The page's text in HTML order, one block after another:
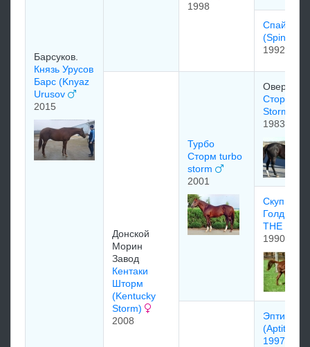
Барсуков.
Князь Урусов
Барс (Knyaz
Urusov
2015
1998
Спaйнeт
(Spinet)
1992
Донской
Морин
Завод
Кентаки
Шторм
(Kentucky
Storm)
2008
Турбо
Сторм turbo
storm
2001
Овербрук
Сторм
Storm Cat
1983
Скуп Тзе
Голд
THE
1990
Эптитьюд
(Aptitude)
1997